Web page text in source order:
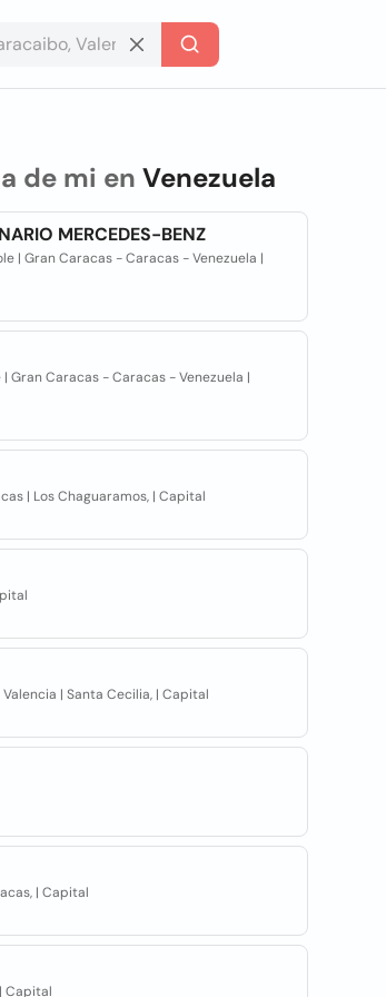
de mi en Venezuela
MERCEDES-BENZ
| Gran Caracas - Caracas - Venezuela |
| Gran Caracas - Caracas - Venezuela |
| Los Chaguaramos, | Capital
Valencia | Santa Cecilia, | Capital
| Capital
Capital